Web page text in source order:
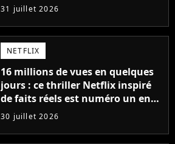
31 juillet 2026
NETFLIX
16 millions de vues en quelques
jours : ce thriller Netflix inspiré
de faits réels est numéro un en
France
30 juillet 2026